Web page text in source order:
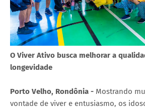
O Viver Ativo busca melhorar a
longevidade
Porto Velho, Rondônia - Mostrando
vontade de viver e entusiasmo, os